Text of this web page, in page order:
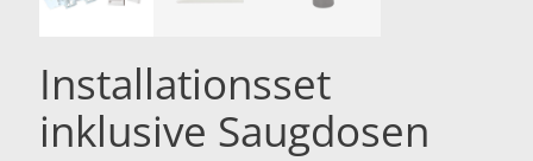
Installationsset
inklusive Saugdosen